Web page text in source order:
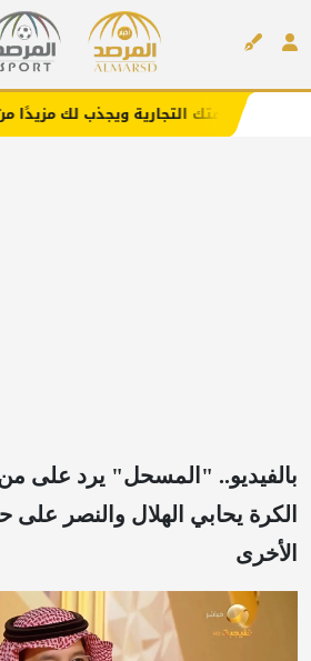
ويجذب لك مزيدًا من العملاء (اضغط
بالفيديو.. "المسحل" يرد على من
الكرة يحابي الهلال والنصر على
الأخرى